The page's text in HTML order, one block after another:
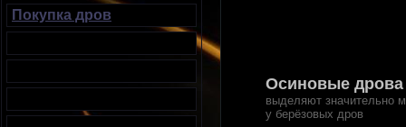
Осиновые дрова
выделяют значительно
у берёзовых дров
Покупка дров